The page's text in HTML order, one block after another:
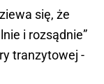
się, że
i rozsądnie”
tranzytowej -